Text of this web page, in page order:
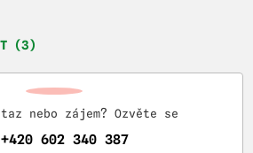
(3)
nebo zájem? Ozvěte se
+420 602 340 387